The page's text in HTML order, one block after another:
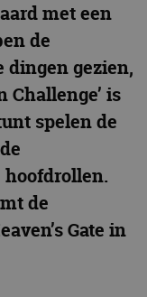
met een
de
dingen gezien,
Challenge’ is
spelen de
hoofdrollen.
de
Gate in